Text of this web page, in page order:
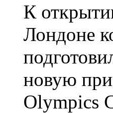
К
Лондоне
новую
Olympics